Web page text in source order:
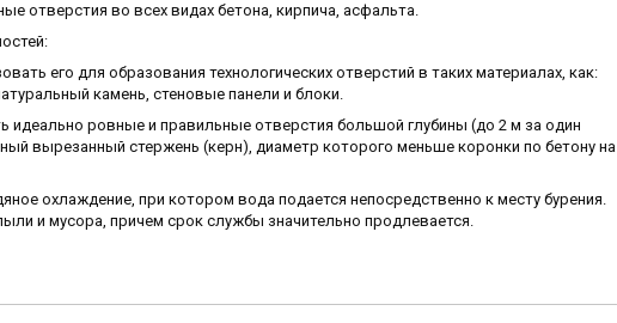
отверстия во всех видах бетона, кирпича, асфальта.
его для образования технологических отверстий в таких материалах, как:
камень, стеновые панели и блоки.
ровные и правильные отверстия большой глубины (до 2 м за один
вырезанный стержень (керн), диаметр которого меньше коронки по бетону на
охлаждение, при котором вода подается непосредственно к месту бурения.
и мусора, причем срок службы значительно продлевается.